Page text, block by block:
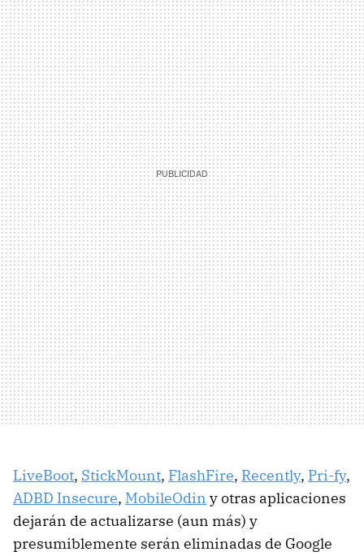
LiveBoot, StickMount, FlashFire, Recently, Pri-fy,
ADBD Insecure, MobileOdin y otras aplicaciones
dejarán de actualizarse (aun más) y
presumiblemente serán eliminadas de Google